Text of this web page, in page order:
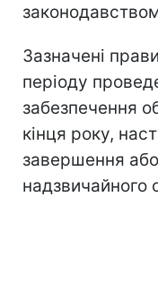
Зазначені
періоду
забезпечення
кінця року,
завершення
надзвичайного